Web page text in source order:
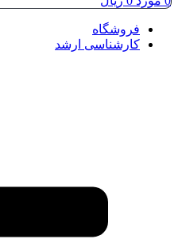
فروشگاه
کارشناسی ارشد